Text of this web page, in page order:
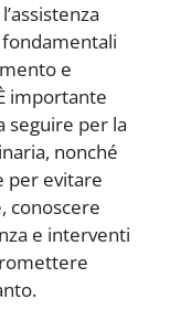
e
importante
seguire per la
nonché
per evitare
conoscere
e interventi